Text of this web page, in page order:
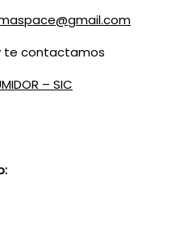
te contactamos
– SIC